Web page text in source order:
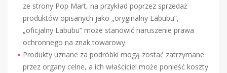
ze strony Pop Mart, na przykład poprzez sprzedaż
produktów opisanych jako „oryginalny Labubu”,
„oficjalny Labubu” może stanowić naruszenie prawa
ochronnego na znak towarowy.
Produkty uznane za podróbki mogą zostać zatrzymane
przez organy celne, a ich właściciel może ponieść koszty